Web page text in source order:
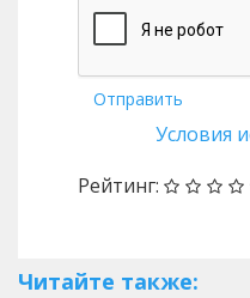
Отправить
Условия
Рейтинг:
Читайте также: